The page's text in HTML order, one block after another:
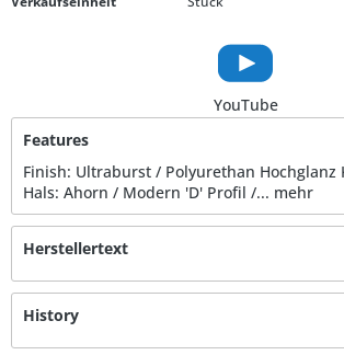
YouTube
Features
Finish: Ultraburst / Polyurethan Hochglanz
Hals: Ahorn / Modern 'D' Profil /... mehr
Herstellertext
History